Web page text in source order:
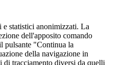
statistici anonimizzati. La
dell'apposito comando
pulsante "Continua la
della navigazione in
di tracciamento diversi da quelli